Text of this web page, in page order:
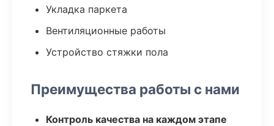
Укладка паркета
Вентиляционные работы
Устройство стяжки пола
Преимущества работы с нами
Контроль качества на каждом этапе